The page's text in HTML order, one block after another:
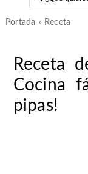
Portada » Receta
Receta
Cocina
pipas!